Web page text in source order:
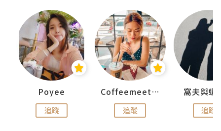
Poyee
追蹤
Coffeemeetjojo
追蹤
窩夫與蝦
追蹤